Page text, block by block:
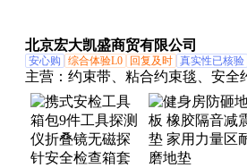
北京宏大凯盛商贸有限公司
安心购 综合体验L0 回复及时 真实性已核验
主营： 约束带、粘合约束毯、安全
保固定带、插入式束缚带